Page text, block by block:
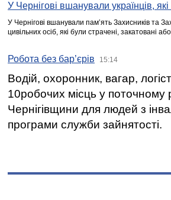
У Чернігові вшанували українців,
У Чернігові вшанували пам’ять Захисників та
цивільних осіб, які були страчені, закатовані
Робота без бар’єрів 15:14
Водій, охоронник, вагар,
10робочих місць у
Чернігівщини для людей з
програми служби зайнятості.